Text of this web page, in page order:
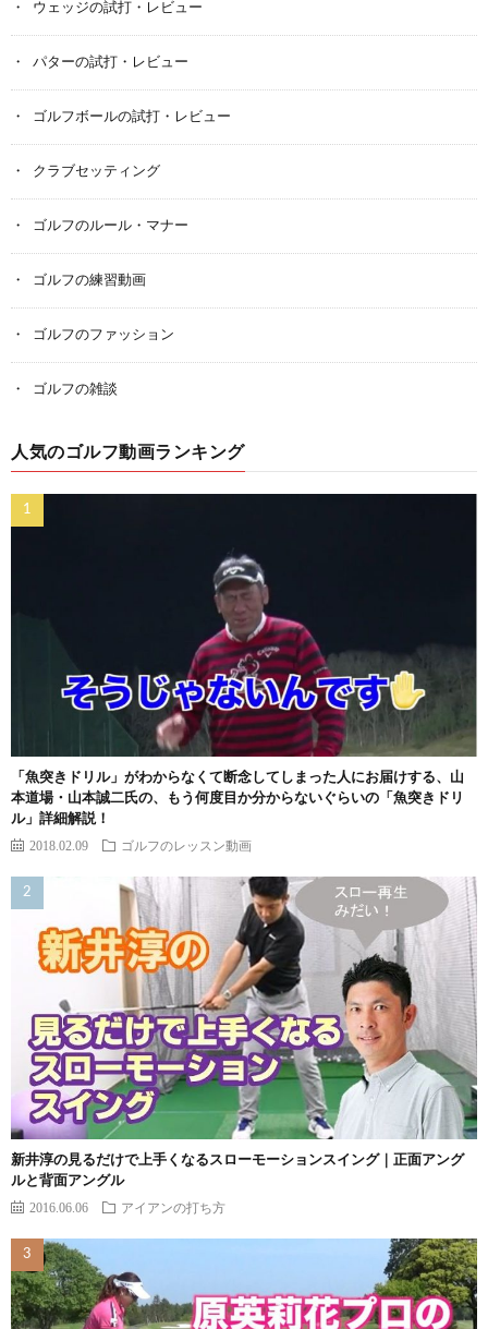
ウェッジの試打・レビュー
パターの試打・レビュー
ゴルフボールの試打・レビュー
クラブセッティング
ゴルフのルール・マナー
ゴルフの練習動画
ゴルフのファッション
ゴルフの雑談
人気のゴルフ動画ランキング
「魚突きドリル」がわからなくて断念してしまった人にお届けする、山
本道場・山本誠二氏の、もう何度目か分からないぐらいの「魚突きドリ
ル」詳細解説！
2018.02.09 ゴルフのレッスン動画
新井淳の見るだけで上手くなるスローモーションスイング｜正面アング
ルと背面アングル
2016.06.06 アイアンの打ち方